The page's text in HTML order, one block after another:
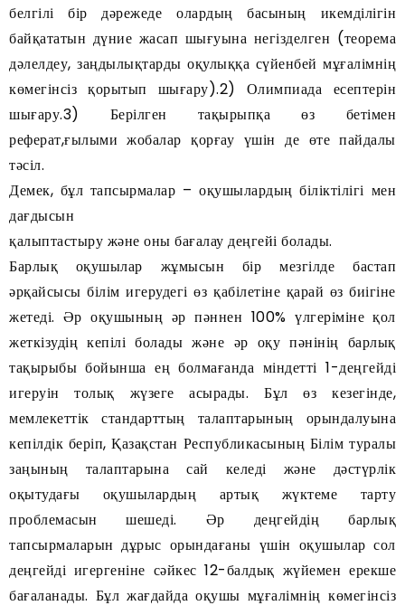
белгілі бір дәрежеде олардың басының икемділігін
байқататын дүние жасап шығуына негізделген (теорема
дәлелдеу, заңдылықтарды оқулыққа сүйенбей мұғалімнің
көмегінсіз қорытып шығару).2) Олимпиада есептерін
шығару.3) Берілген тақырыпқа өз бетімен
реферат,ғылыми жобалар қорғау үшін де өте пайдалы
тәсіл.
Демек, бұл тапсырмалар – оқушылардың біліктілігі мен
дағдысын
қалыптастыру және оны бағалау деңгейі болады.
Барлық оқушылар жұмысын бір мезгілде бастап
әрқайсысы білім игерудегі өз қабілетіне қарай өз биігіне
жетеді. Әр оқушының әр пәннен 100% үлгеріміне қол
жеткізудің кепілі болады және әр оқу пәнінің барлық
тақырыбы бойынша ең болмағанда міндетті 1-деңгейді
игеруін толық жүзеге асырады. Бұл өз кезегінде,
мемлекеттік стандарттың талаптарының орындалуына
кепілдік беріп, Қазақстан Республикасының Білім туралы
заңының талаптарына сай келеді және дәстүрлік
оқытудағы оқушылардың артық жүктеме тарту
проблемасын шешеді. Әр деңгейдің барлық
тапсырмаларын дұрыс орындағаны үшін оқушылар сол
деңгейді игергеніне сәйкес 12-балдық жүйемен ерекше
бағаланады. Бұл жағдайда оқушы мұғалімнің көмегінсіз